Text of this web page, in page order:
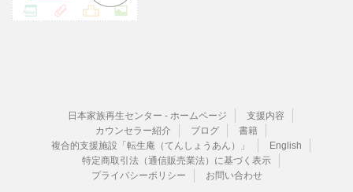
日本家族再生センター - ホームページ
支援内容
カウンセラー紹介
ブログ
書籍
複合的支援施設「転生庵（てんしょうあん）」
English
特定商取引法（通信販売業法）に基づく表示
プライバシーポリシー
お問い合わせ